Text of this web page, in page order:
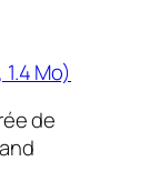
Mo)
de